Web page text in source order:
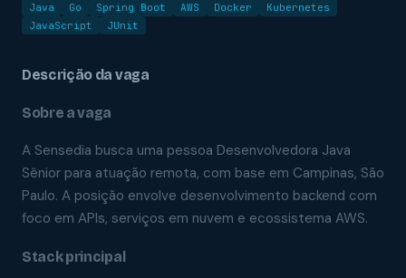
Java Go Spring Boot AWS Docker
Kubernetes
JavaScript
JUnit
Descrição da vaga
Sobre a vaga
A Sensedia busca uma pessoa Desenvolvedora Java
Sênior para atuação remota, com base em Campinas, São
Paulo. A posição envolve desenvolvimento backend com
foco em APIs, serviços em nuvem e ecossistema AWS.
Stack principal